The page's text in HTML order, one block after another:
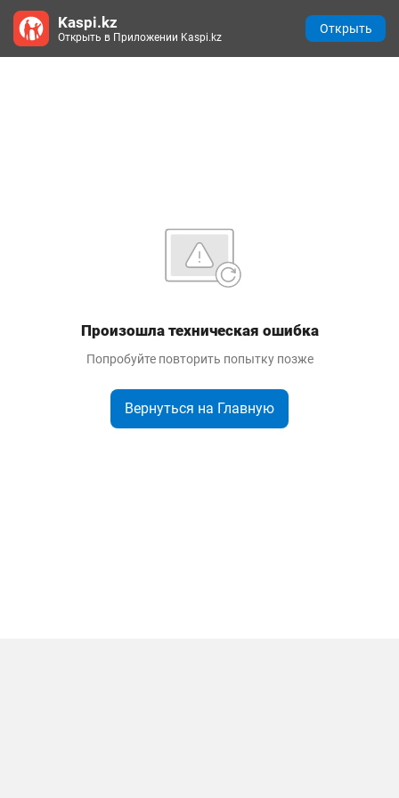
Произошла техническая ошибка
Попробуйте повторить попытку позже
Вернуться на Главную
Kaspi.kz
Открыть в Приложении Kaspi.kz
Открыть